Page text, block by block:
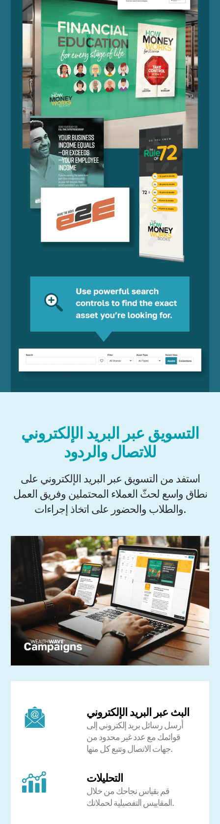
التسويق عبر البريد الإلكتروني
للاتصال والردود
استفد من التسويق عبر البريد الإلكتروني على
نطاق واسع لحثّ العملاء المحتملين وفريق العمل
والطلاب والحضور على اتخاذ إجراءات.
البث عبر البريد الإلكتروني
أرسل رسائل بريد إلكتروني إلى
قوائمك مع عدد غير محدود من
جهات الاتصال وتتبع كل منها.
التحليلات
قم بقياس نجاحك من خلال
المقاييس التفصيلية لحملاتك.